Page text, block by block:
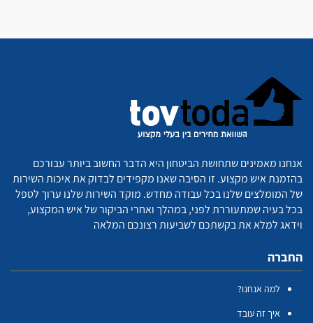
אנחנו מאמינים שתחושת הביטחון היא הדבר החשוב ביותר עבורכם
בהזמנת איש מקצוע. זו הסיבה שאנו מקפידים לבדוק את איכות השירות
של המומלצים שלנו בכל עבודה מחדש. מוקד השירות שלנו ערוך לטפל
בכל בעיה שמתעוררת לפני, במהלך ואחרי הביקור של איש המקצוע,
וידאג למלא את בקשתכם לשביעות רצונכם המלאה
החברה
למה אנחנו?
איך זה עובד